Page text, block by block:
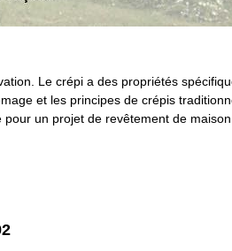
Le crépi a des propriétés
et les principes de crépis
un projet de revêtement de